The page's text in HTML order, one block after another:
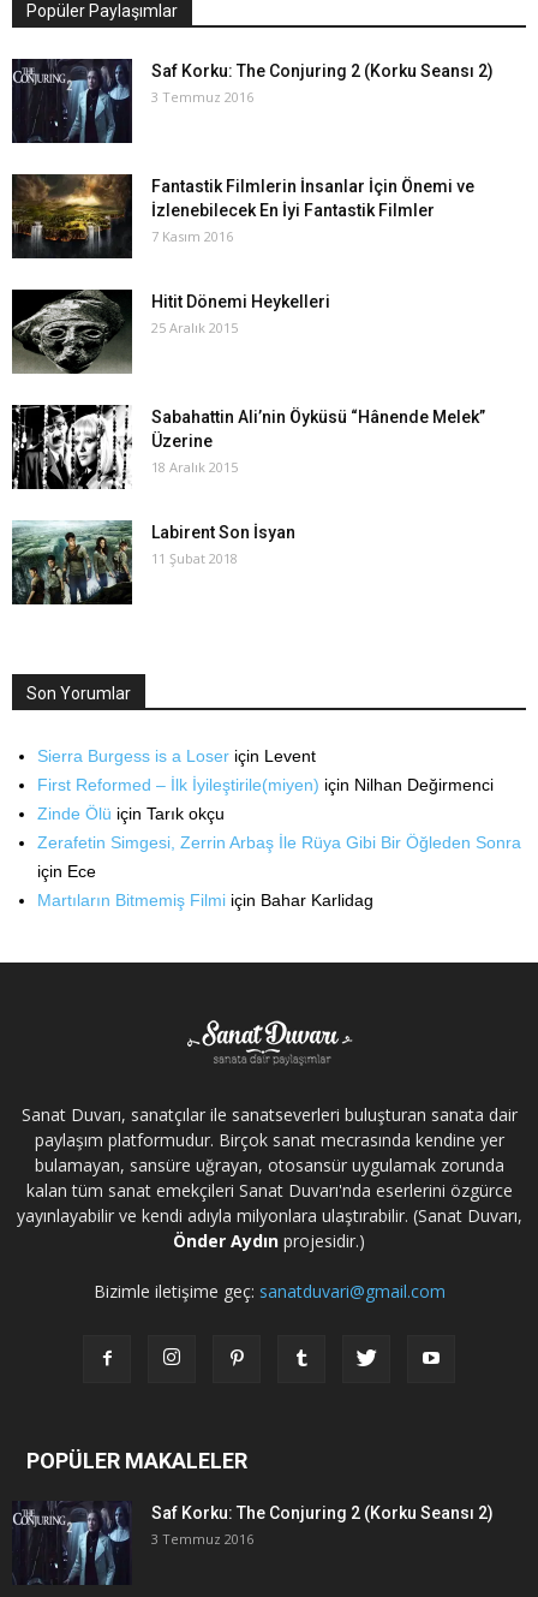
Popüler Paylaşımlar
Saf Korku: The Conjuring 2 (Korku Seansı 2)
3 Temmuz 2016
Fantastik Filmlerin İnsanlar İçin Önemi ve
İzlenebilecek En İyi Fantastik Filmler
7 Kasım 2016
Hitit Dönemi Heykelleri
25 Aralık 2015
Sabahattin Ali’nin Öyküsü “Hânende Melek”
Üzerine
18 Aralık 2015
Labirent Son İsyan
11 Şubat 2018
Son Yorumlar
Sierra Burgess is a Loser için Levent
First Reformed – İlk İyileştirile(miyen) için Nilhan Değirmenci
Zinde Ölü için Tarık okçu
Zerafetin Simgesi, Zerrin Arbaş İle Rüya Gibi Bir Öğleden Sonra
için Ece
Martıların Bitmemiş Filmi için Bahar Karlidag
Sanat Duvarı, sanatçılar ile sanatseverleri buluşturan sanata dair
paylaşım platformudur. Birçok sanat mecrasında kendine yer
bulamayan, sansüre uğrayan, otosansür uygulamak zorunda
kalan tüm sanat emekçileri Sanat Duvarı'nda eserlerini özgürce
yayınlayabilir ve kendi adıyla milyonlara ulaştırabilir. (Sanat Duvarı,
Önder Aydın projesidir.)
Bizimle iletişime geç: sanatduvari@gmail.com
POPÜLER MAKALELER
Saf Korku: The Conjuring 2 (Korku Seansı 2)
3 Temmuz 2016